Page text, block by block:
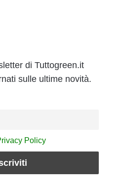
di Tuttogreen.it
sulle ultime novità.
Policy